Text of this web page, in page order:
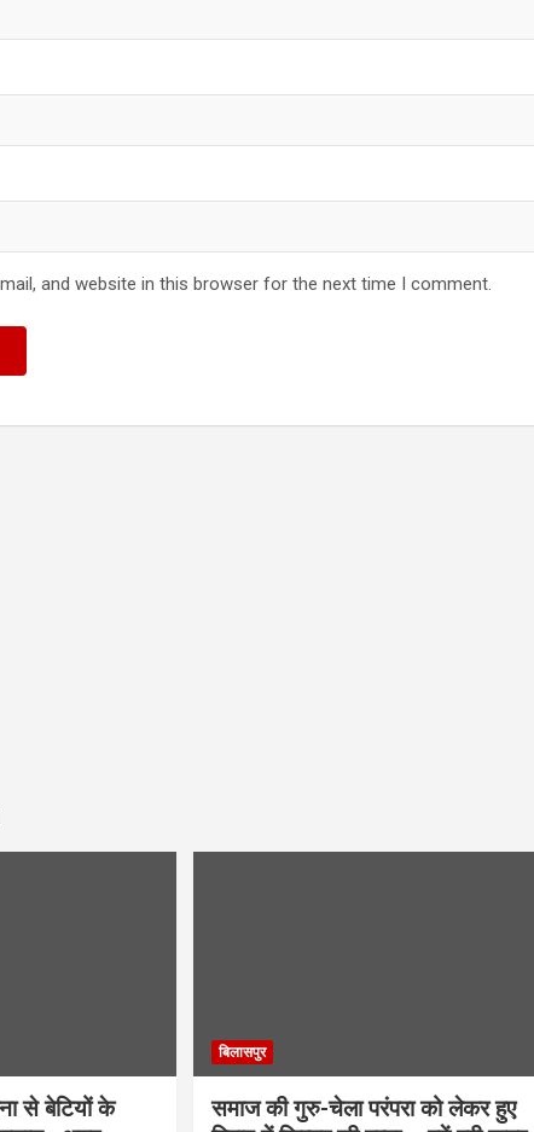
and website in this browser for the next time I comment.
से बेटियों के
बिलासपुर
समाज की गुरु-चेला परंपरा को लेकर हुए